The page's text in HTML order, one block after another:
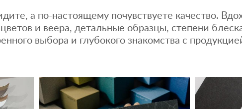
а по-настоящему почувствуете качество.
и веера, детальные образцы, степени
выбора и глубокого знакомства с